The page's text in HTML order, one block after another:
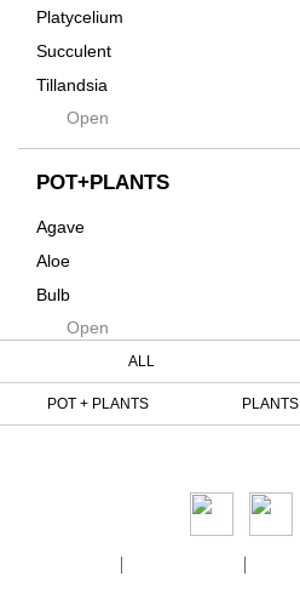
Kodama
Native
Progress
Quartz
RAKU
Rock
その他
Platycelium
Succulent
Tillandsia
SeedsOpen
POT+PLANTS
Agave
Aloe
Bulb
Cactus
Cycas
Euphorbia
Open
ALL
POT + PLANTS PLANTS